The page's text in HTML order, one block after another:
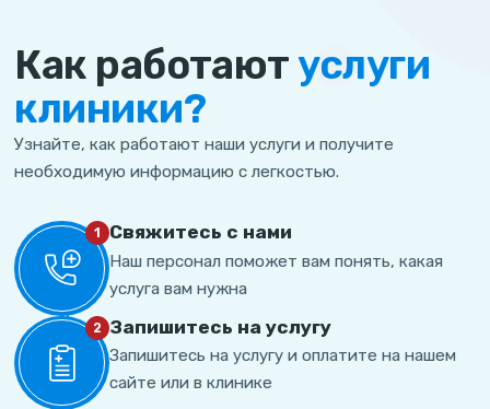
Как работают услуги
клиники?
Узнайте, как работают наши услуги и получите
необходимую информацию с легкостью.
1 Свяжитесь с нами
Наш персонал поможет вам понять, какая
услуга вам нужна
2 Запишитесь на услугу
Запишитесь на услугу и оплатите на нашем
сайте или в клинике